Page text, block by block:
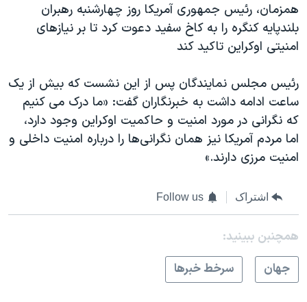
همزمان، رئیس جمهوری آمریکا روز چهارشنبه رهبران
بلند‌پایه کنگره را به کاخ سفید دعوت کرد تا بر نیازهای
امنیتی اوکراین تاکید کند
رئیس‌ مجلس نمایندگان پس از این نشست که بیش از یک
ساعت ادامه داشت به خبرنگاران گفت: «ما درک می کنیم
که نگرانی در مورد امنیت و حاکمیت اوکراین وجود دارد،
اما مردم آمریکا نیز همان نگرانی‌ها را درباره امنیت داخلی و
امنیت مرزی دارند.»
اشتراک Follow us
همچنبن ببینید:
جهان
سرخط خبرها